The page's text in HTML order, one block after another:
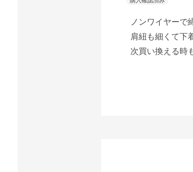
ノンワイヤーで
肩紐も細くて下
次買い換える時